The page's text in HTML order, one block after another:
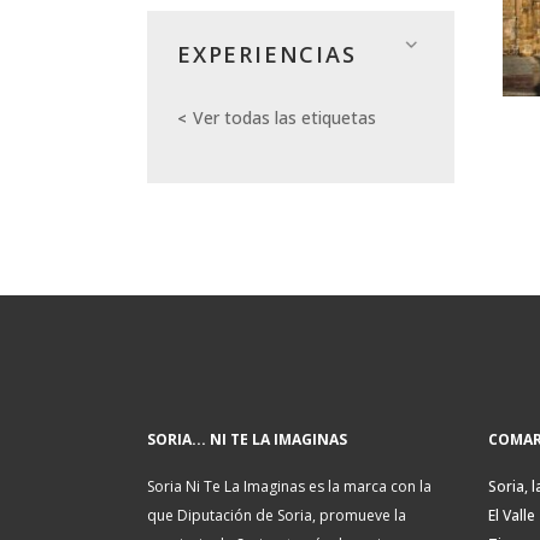
EXPERIENCIAS
Ver todas las etiquetas
SORIA... NI TE LA IMAGINAS
Soria Ni Te La Imaginas es la marca con la
que Diputación de Soria, promueve la
Soria,
El Valle